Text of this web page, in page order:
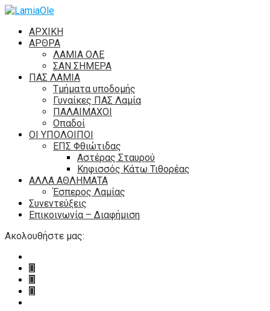
ΑΡΧΙΚΗ
ΑΡΘΡΑ
ΛΑΜΙΑ ΟΛΕ
ΣΑΝ ΣΗΜΕΡΑ
ΠΑΣ ΛΑΜΙΑ
Τμήματα υποδομής
Γυναίκες ΠΑΣ Λαμία
ΠΑΛΑΙΜΑΧΟΙ
Οπαδοί
ΟΙ ΥΠΟΛΟΙΠΟΙ
ΕΠΣ Φθιώτιδας
Αστέρας Σταυρού
Κηφισσός Κάτω Τιθορέας
ΑΛΛΑ ΑΘΛΗΜΑΤΑ
Έσπερος Λαμίας
Συνεντεύξεις
Επικοινωνία – Διαφήμιση
Ακολουθήστε μας: